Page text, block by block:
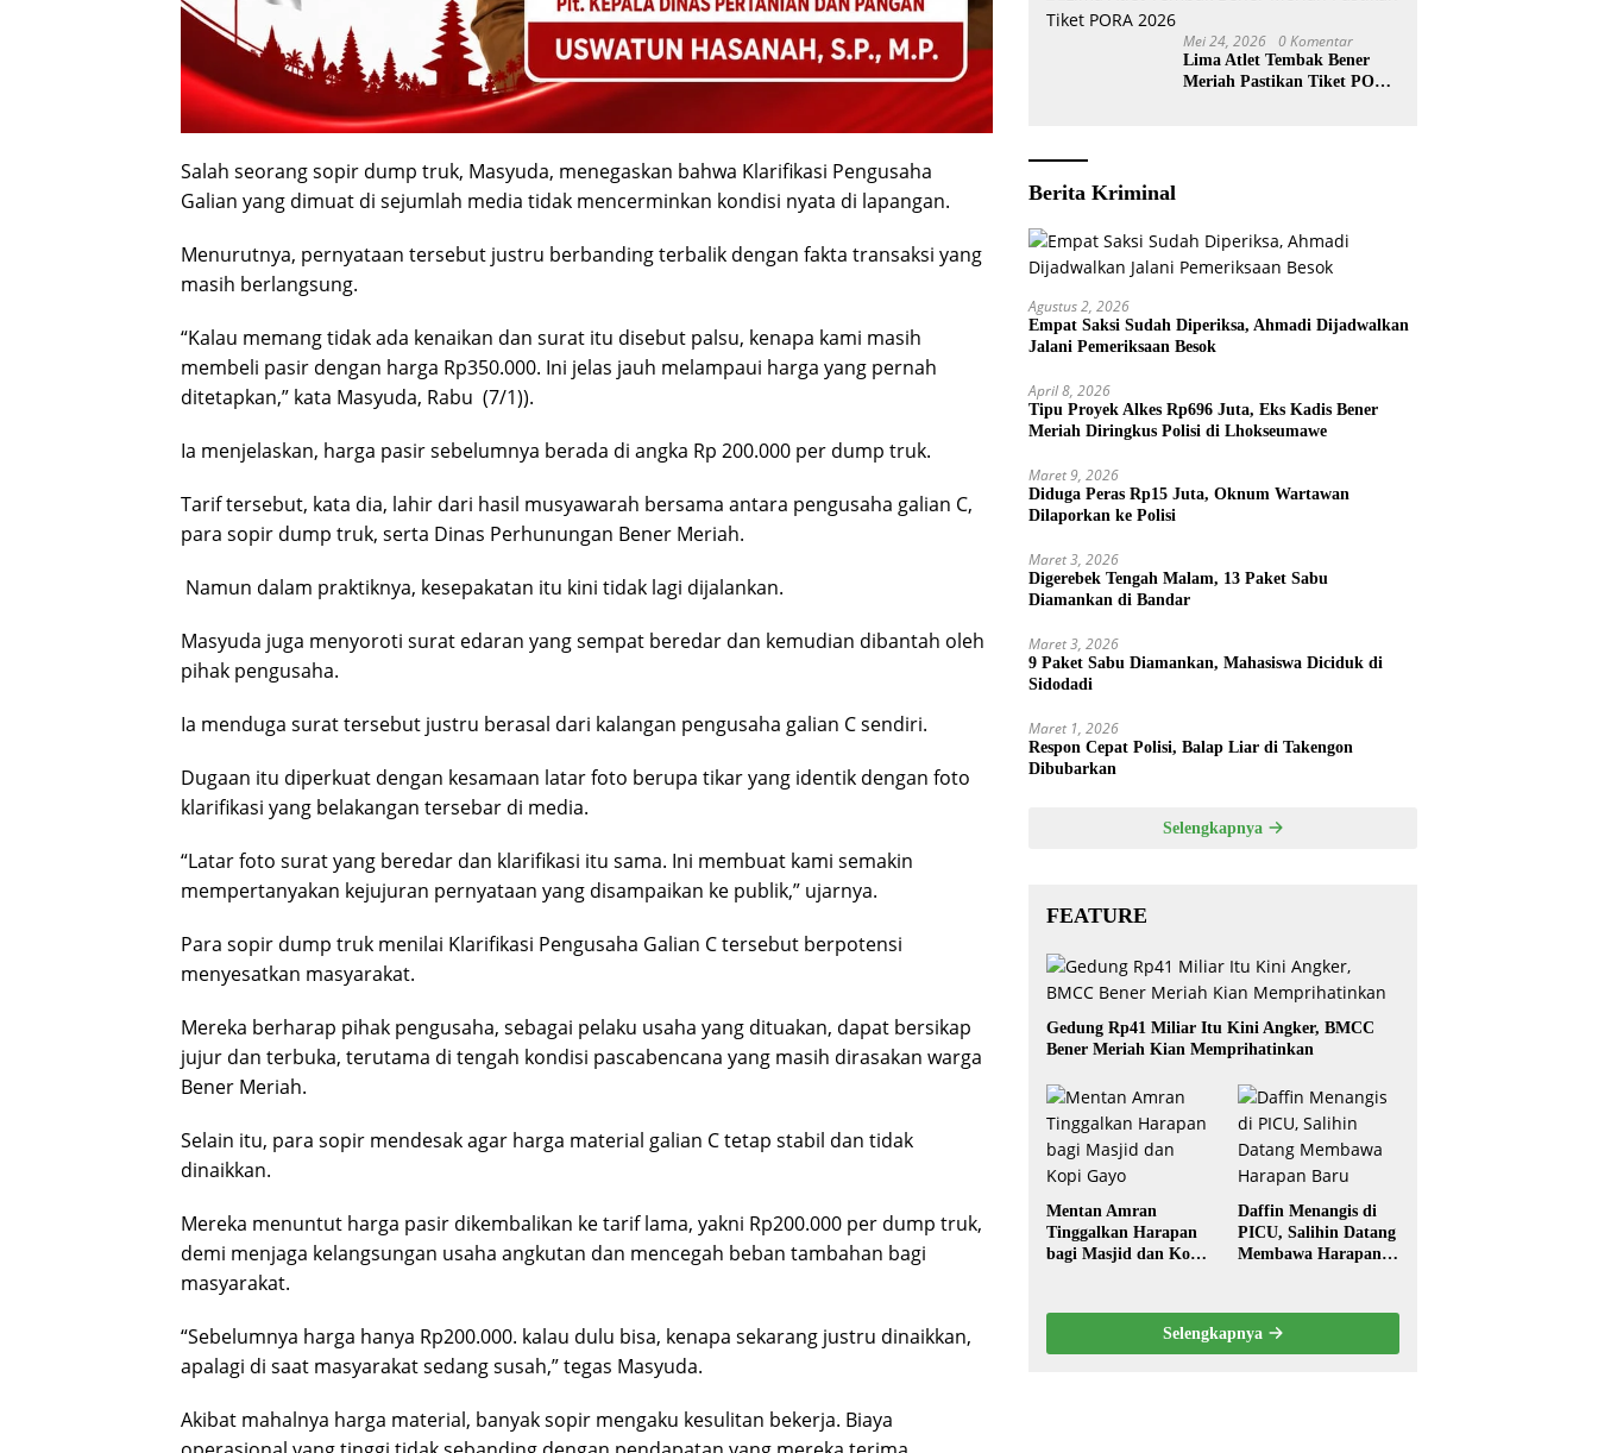
Salah seorang sopir dump truk, Masyuda, menegaskan bahwa Klarifikasi Pengusaha
Galian yang dimuat di sejumlah media tidak mencerminkan kondisi nyata di lapangan.
Menurutnya, pernyataan tersebut justru berbanding terbalik dengan fakta transaksi yang
masih berlangsung.
“Kalau memang tidak ada kenaikan dan surat itu disebut palsu, kenapa kami masih
membeli pasir dengan harga Rp350.000. Ini jelas jauh melampaui harga yang pernah
ditetapkan,” kata Masyuda, Rabu (7/1)).
Ia menjelaskan, harga pasir sebelumnya berada di angka Rp 200.000 per dump truk.
Tarif tersebut, kata dia, lahir dari hasil musyawarah bersama antara pengusaha galian C,
para sopir dump truk, serta Dinas Perhunungan Bener Meriah.
Namun dalam praktiknya, kesepakatan itu kini tidak lagi dijalankan.
Masyuda juga menyoroti surat edaran yang sempat beredar dan kemudian dibantah oleh
pihak pengusaha.
Ia menduga surat tersebut justru berasal dari kalangan pengusaha galian C sendiri.
Dugaan itu diperkuat dengan kesamaan latar foto berupa tikar yang identik dengan foto
klarifikasi yang belakangan tersebar di media.
“Latar foto surat yang beredar dan klarifikasi itu sama. Ini membuat kami semakin
mempertanyakan kejujuran pernyataan yang disampaikan ke publik,” ujarnya.
Para sopir dump truk menilai Klarifikasi Pengusaha Galian C tersebut berpotensi
menyesatkan masyarakat.
Mereka berharap pihak pengusaha, sebagai pelaku usaha yang dituakan, dapat bersikap
jujur dan terbuka, terutama di tengah kondisi pascabencana yang masih dirasakan warga
Bener Meriah.
Selain itu, para sopir mendesak agar harga material galian C tetap stabil dan tidak
dinaikkan.
Mereka menuntut harga pasir dikembalikan ke tarif lama, yakni Rp200.000 per dump truk,
demi menjaga kelangsungan usaha angkutan dan mencegah beban tambahan bagi
masyarakat.
“Sebelumnya harga hanya Rp200.000. kalau dulu bisa, kenapa sekarang justru dinaikkan,
apalagi di saat masyarakat sedang susah,” tegas Masyuda.
Akibat mahalnya harga material, banyak sopir mengaku kesulitan bekerja. Biaya
Mei 24, 2026 0 Komentar
Lima Atlet Tembak Bener
Meriah Pastikan Tiket PORA
Berita Kriminal
Agustus 2, 2026
Empat Saksi Sudah Diperiksa, Ahmadi Dijadwalkan
Jalani Pemeriksaan Besok
April 8, 2026
Tipu Proyek Alkes Rp696 Juta, Eks Kadis Bener
Meriah Diringkus Polisi di Lhokseumawe
Maret 9, 2026
Diduga Peras Rp15 Juta, Oknum Wartawan
Dilaporkan ke Polisi
Maret 3, 2026
Digerebek Tengah Malam, 13 Paket Sabu
Diamankan di Bandar
Maret 3, 2026
9 Paket Sabu Diamankan, Mahasiswa Diciduk di
Sidodadi
Maret 1, 2026
Respon Cepat Polisi, Balap Liar di Takengon
Dibubarkan
Selengkapnya
FEATURE
Gedung Rp41 Miliar Itu Kini Angker, BMCC
Bener Meriah Kian Memprihatinkan
Mentan Amran
Tinggalkan Harapan
bagi Masjid dan Kopi
Daffin Menangis di
PICU, Salihin Datang
Membawa Harapan
Selengkapnya